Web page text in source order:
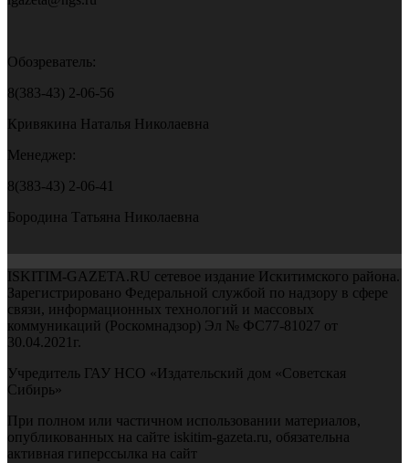
Обозреватель:
8(383-43) 2-06-56
Кривякина Наталья Николаевна
Менеджер:
8(383-43) 2-06-41
Бородина Татьяна Николаевна
ISKITIM-GAZETA.RU сетевое издание Искитимского района.
Зарегистрировано Федеральной службой по надзору в сфере
связи, информационных технологий и массовых
коммуникаций (Роскомнадзор) Эл № ФС77-81027 от
30.04.2021г.
Учредитель ГАУ НСО «Издательский дом «Советская
Сибирь»
При полном или частичном использовании материалов,
опубликованных на сайте iskitim-gazeta.ru, обязательна
активная гиперссылка на сайт